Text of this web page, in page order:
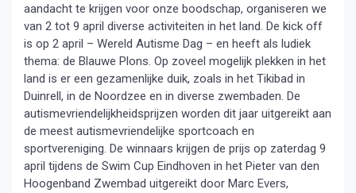
aandacht te krijgen voor onze boodschap, organiseren we
van 2 tot 9 april diverse activiteiten in het land. De kick off
is op 2 april – Wereld Autisme Dag – en heeft als ludiek
thema: de Blauwe Plons. Op zoveel mogelijk plekken in het
land is er een gezamenlijke duik, zoals in het Tikibad in
Duinrell, in de Noordzee en in diverse zwembaden. De
autismevriendelijkheidsprijzen worden dit jaar uitgereikt aan
de meest autismevriendelijke sportcoach en
sportvereniging. De winnaars krijgen de prijs op zaterdag 9
april tijdens de Swim Cup Eindhoven in het Pieter van den
Hoogenband Zwembad uitgereikt door Marc Evers,